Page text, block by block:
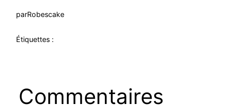
parRobescake
Étiquettes :
Commentaires